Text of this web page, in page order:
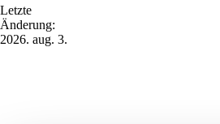
Letzte
Änderung:
2026. aug. 3.